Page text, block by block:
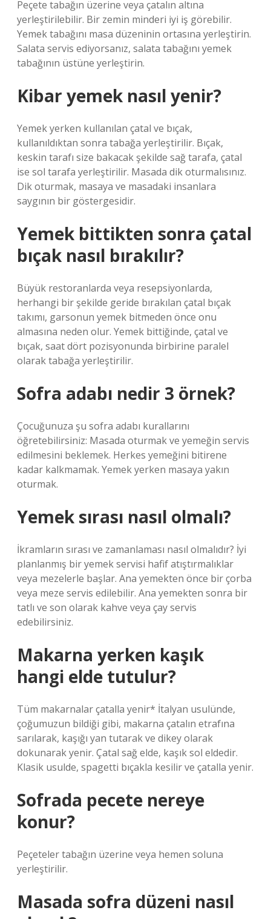
Peçete tabağın üzerine veya çatalın altına
yerleştirilebilir. Bir zemin minderi iyi iş görebilir.
Yemek tabağını masa düzeninin ortasına yerleştirin.
Salata servis ediyorsanız, salata tabağını yemek
tabağının üstüne yerleştirin.
Kibar yemek nasıl yenir?
Yemek yerken kullanılan çatal ve bıçak,
kullanıldıktan sonra tabağa yerleştirilir. Bıçak,
keskin tarafı size bakacak şekilde sağ tarafa, çatal
ise sol tarafa yerleştirilir. Masada dik oturmalısınız.
Dik oturmak, masaya ve masadaki insanlara
saygının bir göstergesidir.
Yemek bittikten sonra çatal
bıçak nasıl bırakılır?
Büyük restoranlarda veya resepsiyonlarda,
herhangi bir şekilde geride bırakılan çatal bıçak
takımı, garsonun yemek bitmeden önce onu
almasına neden olur. Yemek bittiğinde, çatal ve
bıçak, saat dört pozisyonunda birbirine paralel
olarak tabağa yerleştirilir.
Sofra adabı nedir 3 örnek?
Çocuğunuza şu sofra adabı kurallarını
öğretebilirsiniz: Masada oturmak ve yemeğin servis
edilmesini beklemek. Herkes yemeğini bitirene
kadar kalkmamak. Yemek yerken masaya yakın
oturmak.
Yemek sırası nasıl olmalı?
İkramların sırası ve zamanlaması nasıl olmalıdır? İyi
planlanmış bir yemek servisi hafif atıştırmalıklar
veya mezelerle başlar. Ana yemekten önce bir çorba
veya meze servis edilebilir. Ana yemekten sonra bir
tatlı ve son olarak kahve veya çay servis
edebilirsiniz.
Makarna yerken kaşık
hangi elde tutulur?
Tüm makarnalar çatalla yenir* İtalyan usulünde,
çoğumuzun bildiği gibi, makarna çatalın etrafına
sarılarak, kaşığı yan tutarak ve dikey olarak
dokunarak yenir. Çatal sağ elde, kaşık sol eldedir.
Klasik usulde, spagetti bıçakla kesilir ve çatalla yenir.
Sofrada pecete nereye
konur?
Peçeteler tabağın üzerine veya hemen soluna
yerleştirilir.
Masada sofra düzeni nasıl